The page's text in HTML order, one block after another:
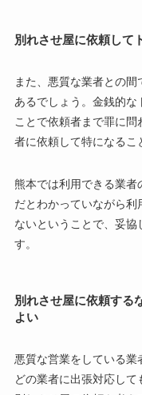
別れさせ屋に依頼して
また、悪質な業者との
あるでしょう。金銭的な
ことで依頼者まで罪に
者に依頼して特になるこ
熊本では利用できる業
だとわかっていながら
ないということで、妥
す。
別れさせ屋に依頼する
よい
悪質な営業をしている業
どの業者に出張対応し